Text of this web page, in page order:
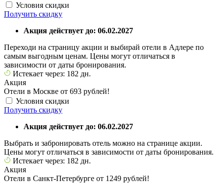
Условия скидки
Получить скидку
Акция действует до: 06.02.2027
Переходи на страницу акции и выбирай отели в Адлере по
самым выгодным ценам. Цены могут отличаться в
зависимости от даты бронирования.
Истекает через: 182 дн.
Акция
Отели в Москве от 693 рублей!
Условия скидки
Получить скидку
Акция действует до: 06.02.2027
Выбрать и забронировать отель можно на странице акции.
Цены могут отличаться в зависимости от даты бронирования.
Истекает через: 182 дн.
Акция
Отели в Санкт-Петербурге от 1249 рублей!